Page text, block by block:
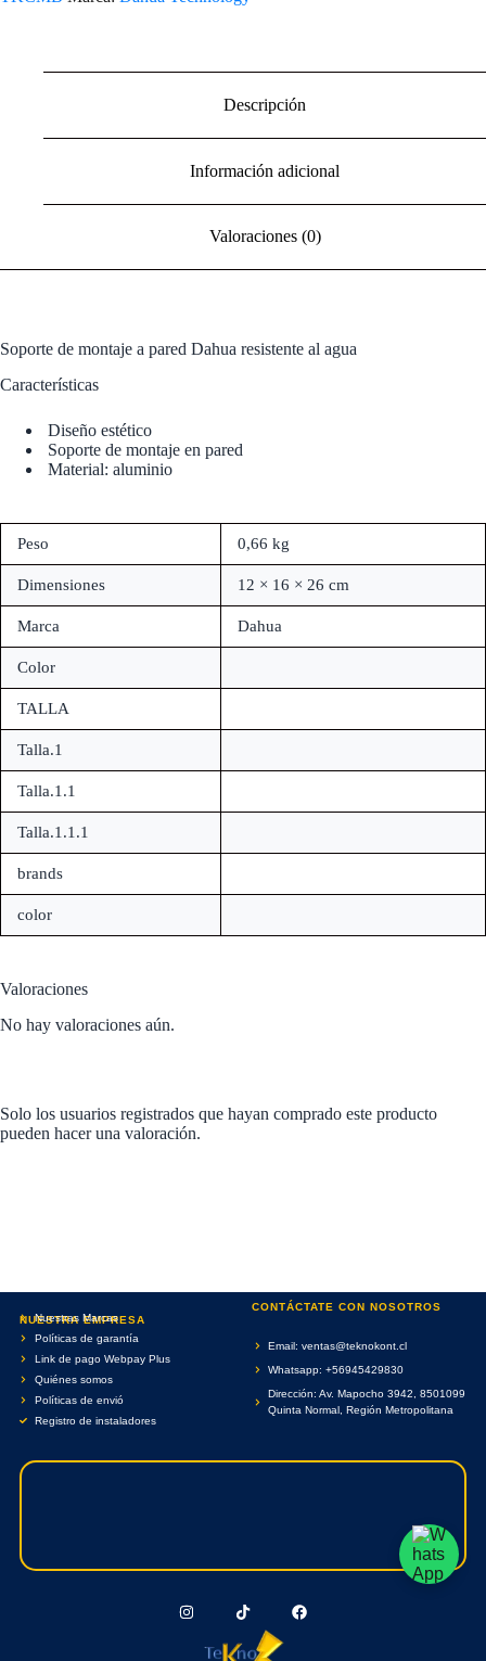
Descripción
Información adicional
Valoraciones (0)
Soporte de montaje a pared Dahua resistente al agua
Características
Diseño estético
Soporte de montaje en pared
Material: aluminio
Peso 0,66 kg
Dimensiones 12 × 16 × 26 cm
Marca Dahua
Color
TALLA
Talla.1
Talla.1.1
Talla.1.1.1
brands
color
Valoraciones
No hay valoraciones aún.
Solo los usuarios registrados que hayan comprado este producto
pueden hacer una valoración.
NUESTRA EMPRESA
Nuestras Marcas
Políticas de garantía
Link de pago Webpay Plus
Quiénes somos
Políticas de envió
Registro de instaladores
CONTÁCTATE CON NOSOTROS
Email: ventas@teknokont.cl
Whatsapp: +56945429830
Dirección: Av. Mapocho 3942, 8501099
Quinta Normal, Región Metropolitana